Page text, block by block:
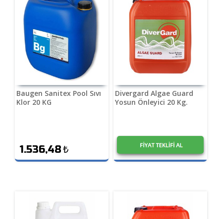
Baugen Sanitex Pool Sıvı
Klor 20 KG
1.536,48₺
Divergard Algae Guard
Yosun Önleyici 20 Kg.
₺